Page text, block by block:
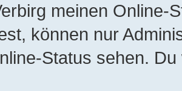
meinen Online-
können nur
Status sehen.